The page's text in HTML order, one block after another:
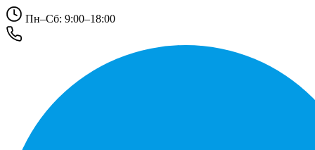
Пн–Сб: 9:00–18:00